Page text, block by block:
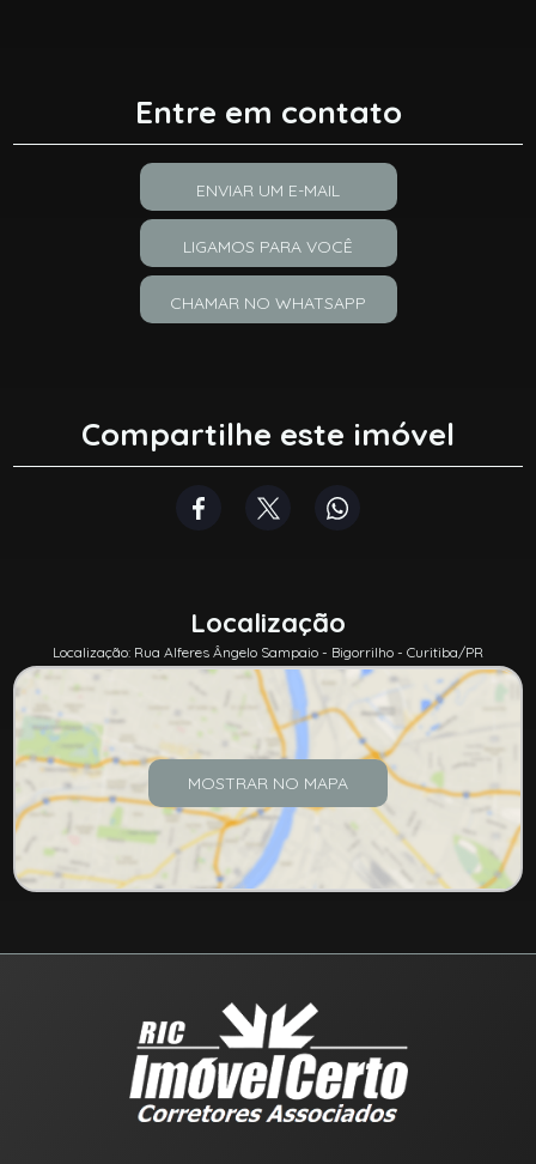
Entre em contato
ENVIAR UM E-MAIL
LIGAMOS PARA VOCÊ
CHAMAR NO WHATSAPP
Compartilhe este imóvel
Localização
Localização: Rua Alferes Ângelo Sampaio - Bigorrilho - Curitiba/PR
MOSTRAR NO MAPA